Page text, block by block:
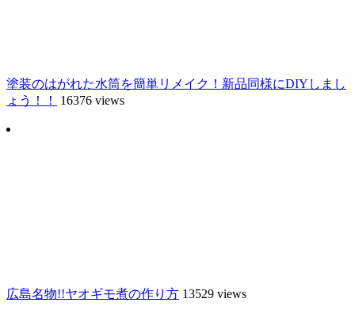
塗装のはがれた水筒を簡単リメイク！新品同様にDIYしまし
ょう！！
16376 views
広島名物!!ヤオギモ煮の作り方 13529 views